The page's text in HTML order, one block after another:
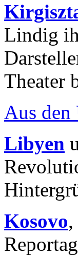
Lindig
Theater
Aus den
Libyen
Kosovo